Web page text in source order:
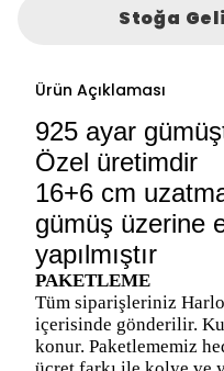
Stoğa
Ürün Açıklaması
925 ayar
Özel üretimdir
16+6 cm
gümüş üzerine
yapılmıştır
PAKETLEME
Tüm siparişleriniz
içerisinde gönderilir.
konur. Paketlememiz